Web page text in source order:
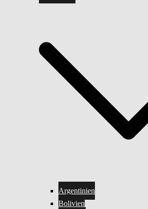
Argentinien
Bolivien